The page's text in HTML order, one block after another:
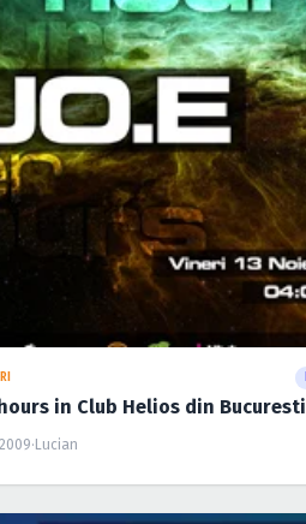
in Club Helios din Bucuresti
·Lucian